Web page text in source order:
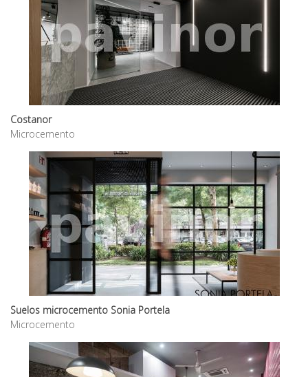
Costanor
Microcemento
Suelos microcemento Sonia Portela
Microcemento